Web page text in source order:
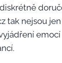
tak nejsou